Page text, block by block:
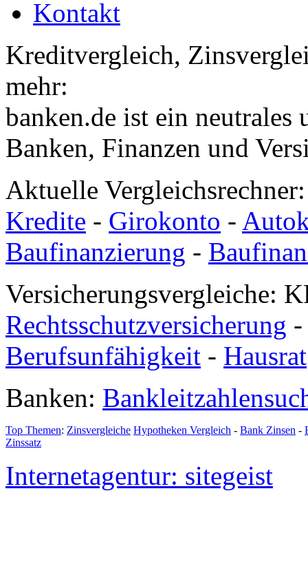
Kontakt
Kreditvergleich,
mehr:
banken.de ist ein neutrales
Banken, Finanzen und
Aktuelle
Kredite - Girokonto -
Baufinanzierung -
Versicherungsvergleiche:
Rechtsschutzversicherung
Berufsunfähigkeit - Hausrat
Banken:
Top Themen: Zinsvergleiche Hypotheken Vergleich - Bank Zinsen -
Zinssatz
Internetagentur: sitegeist